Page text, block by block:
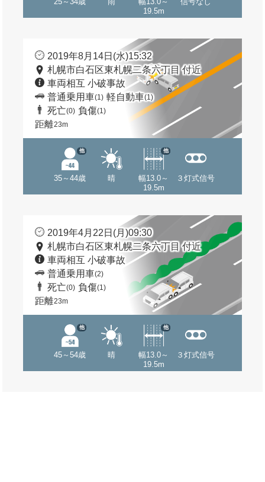
19.5m
2019年8月14日(水)15:32
札幌市白石区東札幌二条六丁目 付近
車両相互 小破事故
普通乗用車(1) 軽自動車(1)
死亡(0) 負傷(1)
距離23m
35～44歳
他
晴
幅13.0～
19.5m
他
３灯式信号
2019年4月22日(月)09:30
札幌市白石区東札幌二条六丁目 付近
車両相互 小破事故
普通乗用車(2)
死亡(0) 負傷(1)
距離23m
45～54歳
他
晴
幅13.0～
19.5m
他
３灯式信号